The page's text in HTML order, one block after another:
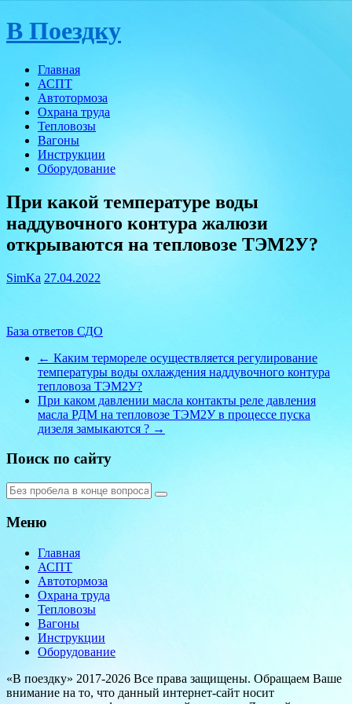
Skip
to
В Поездку
Главная
АСПТ
Автотормоза
Охрана труда
Тепловозы
Вагоны
Инструкции
Оборудование
При какой температуре воды
наддувочного контура жалюзи
открываются на тепловозе ТЭМ2У?
SimKa 27.04.2022
База ответов СДО
← Каким термореле осуществляется регулирование
температуры воды охлаждения наддувочного контура
тепловоза ТЭМ2У?
При каком давлении масла контакты реле давления
масла РДМ на тепловозе ТЭМ2У в процессе пуска
дизеля замыкаются ? →
Поиск по сайту
Меню
Главная
АСПТ
Автотормоза
Охрана труда
Тепловозы
Вагоны
Инструкции
Оборудование
«В поездку» 2017-2026 Все права защищены. Обращаем Ваше
внимание на то, что данный интернет-сайт носит